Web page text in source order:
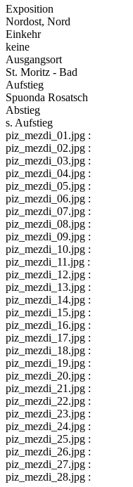
Exposition
Nordost, Nord
Einkehr
keine
Ausgangsort
St. Moritz - Bad
Aufstieg
Spuonda Rosatsch
Abstieg
s. Aufstieg
piz_mezdi_01.jpg :
piz_mezdi_02.jpg :
piz_mezdi_03.jpg :
piz_mezdi_04.jpg :
piz_mezdi_05.jpg :
piz_mezdi_06.jpg :
piz_mezdi_07.jpg :
piz_mezdi_08.jpg :
piz_mezdi_09.jpg :
piz_mezdi_10.jpg :
piz_mezdi_11.jpg :
piz_mezdi_12.jpg :
piz_mezdi_13.jpg :
piz_mezdi_14.jpg :
piz_mezdi_15.jpg :
piz_mezdi_16.jpg :
piz_mezdi_17.jpg :
piz_mezdi_18.jpg :
piz_mezdi_19.jpg :
piz_mezdi_20.jpg :
piz_mezdi_21.jpg :
piz_mezdi_22.jpg :
piz_mezdi_23.jpg :
piz_mezdi_24.jpg :
piz_mezdi_25.jpg :
piz_mezdi_26.jpg :
piz_mezdi_27.jpg :
piz_mezdi_28.jpg :